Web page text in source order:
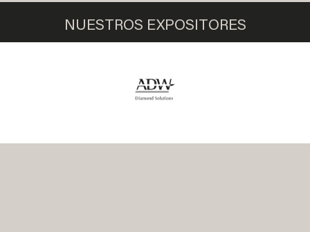
NUESTROS EXPOSITORES